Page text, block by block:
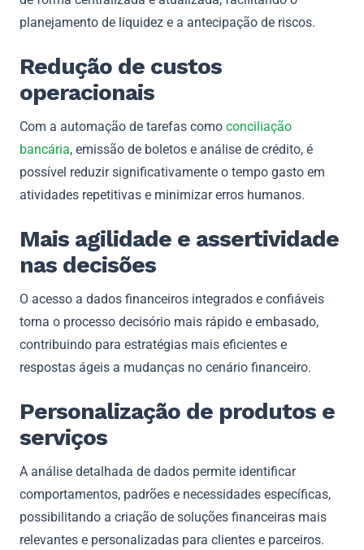
planejamento de liquidez e a antecipação de riscos.
Redução de custos
operacionais
Com a automação de tarefas como conciliação
bancária, emissão de boletos e análise de crédito, é
possível reduzir significativamente o tempo gasto em
atividades repetitivas e minimizar erros humanos.
Mais agilidade e assertividade
nas decisões
O acesso a dados financeiros integrados e confiáveis
torna o processo decisório mais rápido e embasado,
contribuindo para estratégias mais eficientes e
respostas ágeis a mudanças no cenário financeiro.
Personalização de produtos e
serviços
A análise detalhada de dados permite identificar
comportamentos, padrões e necessidades específicas,
possibilitando a criação de soluções financeiras mais
relevantes e personalizadas para clientes e parceiros.